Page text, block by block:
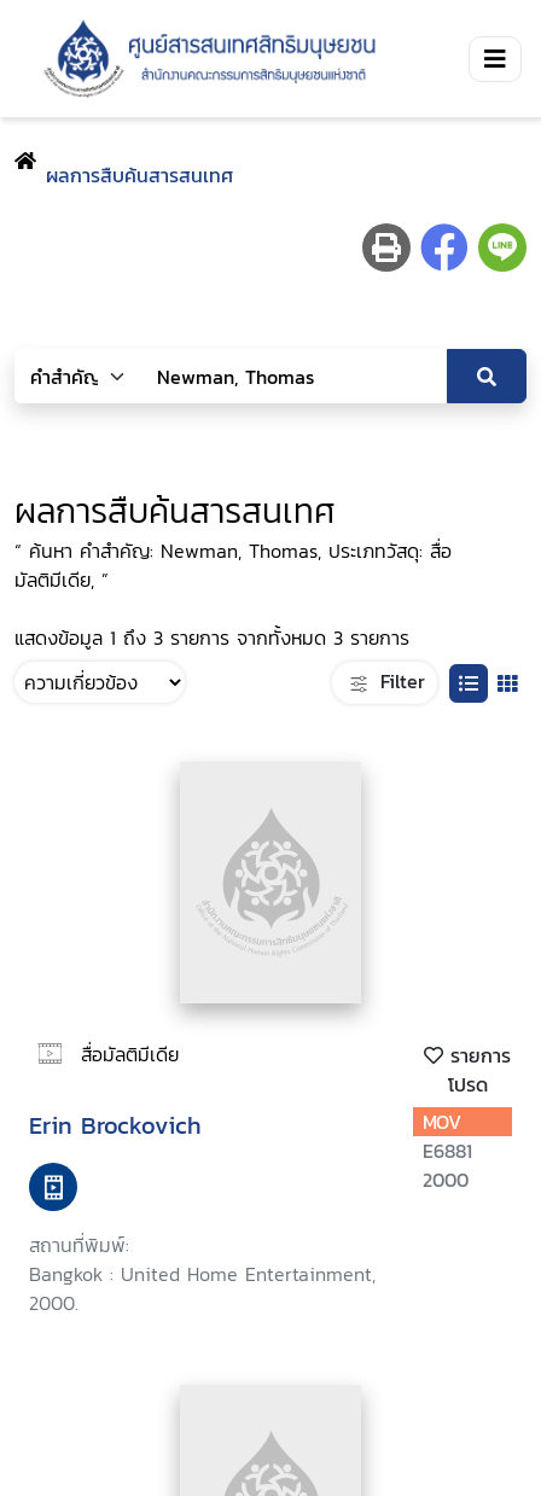
ผลการสืบค้นสารสนเทศ
ผลการสืบค้นสารสนเทศ
“ ค้นหา คำสำคัญ: Newman, Thomas, ประเภทวัสดุ: สื่อ
มัลติมีเดีย, ”
แสดงข้อมูล 1 ถึง 3 รายการ จากทั้งหมด 3 รายการ
Filter
สื่อมัลติมีเดีย
รายการ
โปรด
Erin Brockovich
สถานที่พิมพ์:
Bangkok : United Home Entertainment,
2000.
MOV
E6881
2000